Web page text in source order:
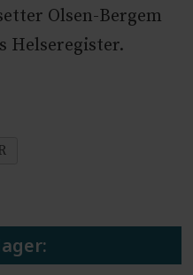
Olsen-Bergem
Helseregister.